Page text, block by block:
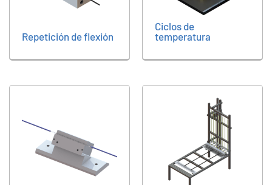
Repetición de flexión
Ciclos de
temperatura